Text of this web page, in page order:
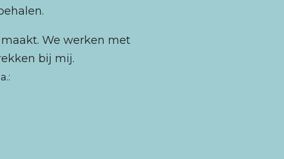
We werken met
bij mij.